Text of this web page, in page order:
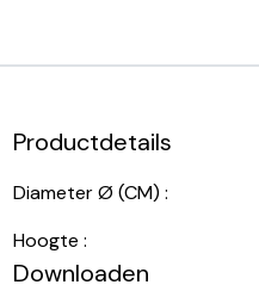
Productdetails
Diameter Ø (CM) :
Hoogte :
Downloaden